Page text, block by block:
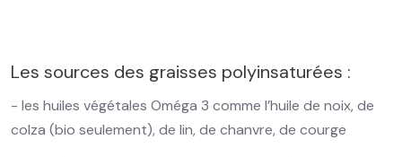
Les sources des graisses polyinsaturées :
- les huiles végétales Oméga 3 comme l’huile de noix, de
colza (bio seulement), de lin, de chanvre, de courge